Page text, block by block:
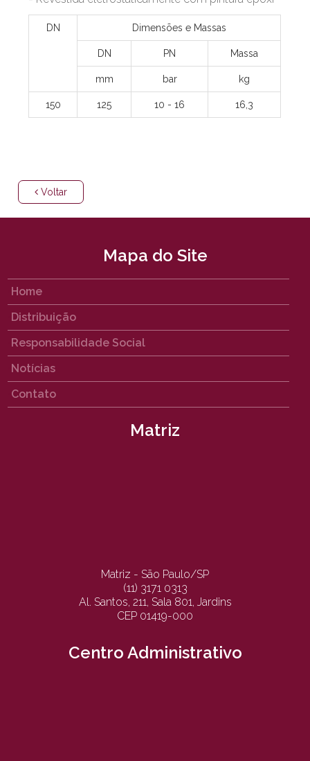
DN Dimensões e Massas
DN PN Massa
mm bar kg
150 125 10 - 16 16,3
Voltar
Mapa do Site
Home
Distribuição
Responsabilidade Social
Notícias
Contato
Matriz
Matriz - São Paulo/SP
(11) 3171 0313
Al. Santos, 211, Sala 801, Jardins
CEP 01419-000
Centro Administrativo